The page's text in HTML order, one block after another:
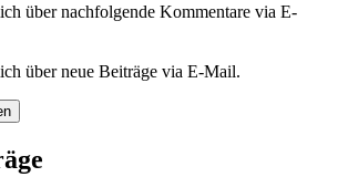
über nachfolgende Kommentare via E-
über neue Beiträge via E-Mail.